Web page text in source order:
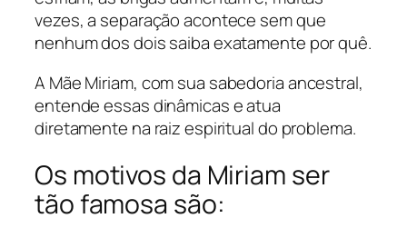
vezes, a separação acontece sem que
nenhum dos dois saiba exatamente por quê.
A Mãe Miriam, com sua sabedoria ancestral,
entende essas dinâmicas e atua
diretamente na raiz espiritual do problema.
Os motivos da Miriam ser
tão famosa são: